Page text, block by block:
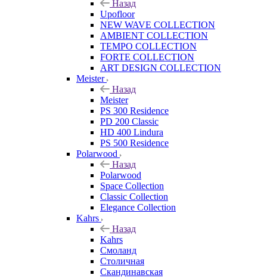
Назад
Upofloor
NEW WAVE COLLECTION
AMBIENT COLLECTION
TEMPO COLLECTION
FORTE COLLECTION
ART DESIGN COLLECTION
Meister
Назад
Meister
PS 300 Residence
PD 200 Classic
HD 400 Lindura
PS 500 Residence
Polarwood
Назад
Polarwood
Space Collection
Classic Collection
Elegance Collection
Kahrs
Назад
Kahrs
Смоланд
Столичная
Скандинавская